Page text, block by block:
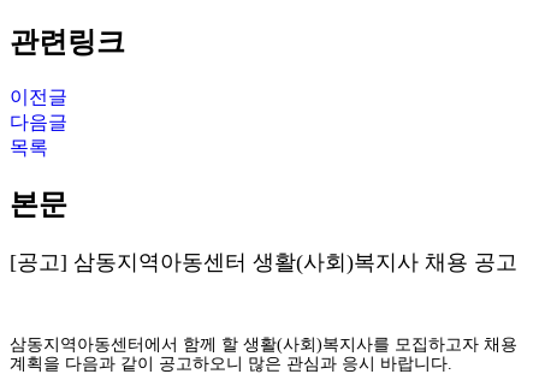
관련링크
이전글
다음글
목록
본문
[공고] 삼동지역아동센터 생활(사회)복지사 채용 공고
삼동지역아동센터에서 함께 할 생활(사회)복지사를 모집하고자 채용
계획을 다음과 같이 공고하오니 많은 관심과 응시 바랍니다.